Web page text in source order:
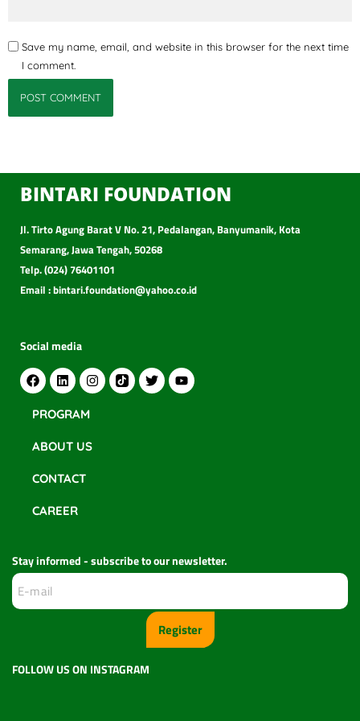
Save my name, email, and website in this browser for the next time
I comment.
BINTARI FOUNDATION
Jl. Tirto Agung Barat V No. 21, Pedalangan, Banyumanik, Kota
Semarang, Jawa Tengah, 50268
Telp. (024) 76401101
Email : bintari.foundation@yahoo.co.id
Social media
PROGRAM
ABOUT US
CONTACT
CAREER
Stay informed - subscribe to our newsletter.
Register
FOLLOW US ON INSTAGRAM